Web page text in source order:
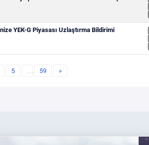
YEK-G Piyasası Uzlaştırma Bildirimi
5 … 59 »